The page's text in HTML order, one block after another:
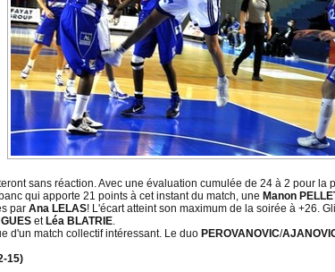
sans réaction. Avec une évaluation cumulée de 24 à 2 pour
qui apporte 21 points à cet instant du match, une Manon
par Ana LELAS! L'écart atteint son maximum de la soirée à +26.
et Léa BLATRIE.
d'un match collectif intéressant. Le duo PEROVANOVIC/
15)